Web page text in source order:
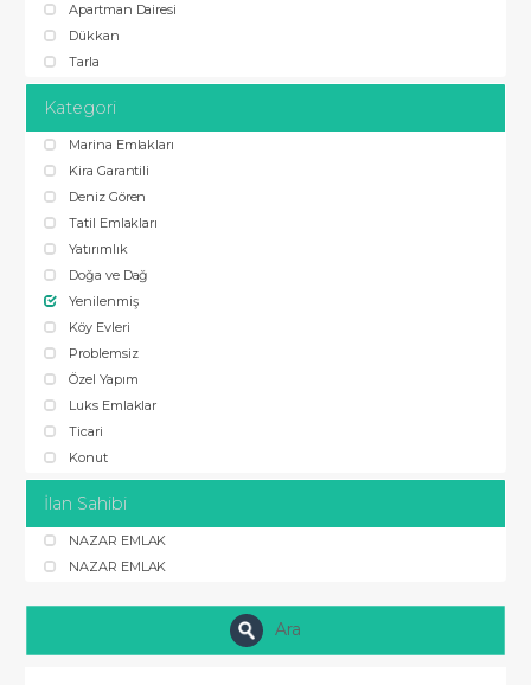
Apartman Dairesi
Dükkan
Tarla
Kategori
Marina Emlakları
Kira Garantili
Deniz Gören
Tatil Emlakları
Yatırımlık
Doğa ve Dağ
Yenilenmiş
Köy Evleri
Problemsiz
Özel Yapım
Luks Emlaklar
Ticari
Konut
İlan Sahibi
NAZAR EMLAK
NAZAR EMLAK
Ara